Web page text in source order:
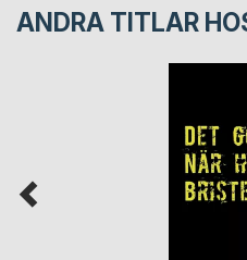
ANDRA TITLAR